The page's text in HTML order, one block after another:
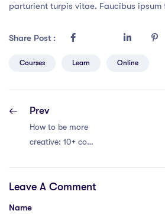
parturient turpis vitae. Faucibus ipsum
Share Post :
Courses Learn Online
Prev
How to be more
creative: 10+ cool
everywhere
Leave A Comment
Name